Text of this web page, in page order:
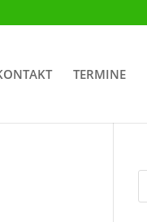
TERMINE